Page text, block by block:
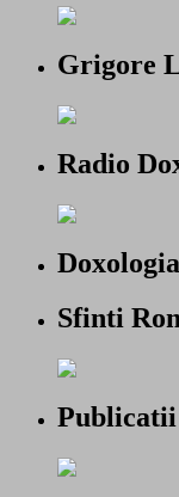
Grigore
Radio
Doxologia
Sfinti